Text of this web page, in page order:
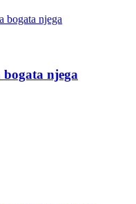
njega